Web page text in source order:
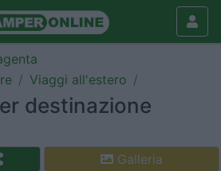
Viaggi all'estero
destinazione
Galleria